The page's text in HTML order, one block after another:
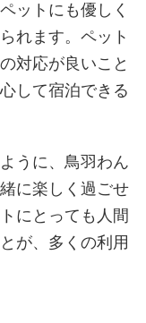
ットにも優しく
れます。ペット
対応が良いこと
して宿泊できる
うに、鳥羽わん
に楽しく過ごせ
にとっても人間
が、多くの利用